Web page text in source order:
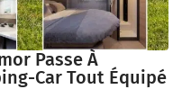
Passe À
Car Tout Équipé